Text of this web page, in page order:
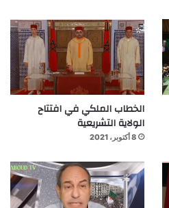
الخطاب الملكي في افتتاح
الولاية التشريعية
8 أكتوبر، 2021